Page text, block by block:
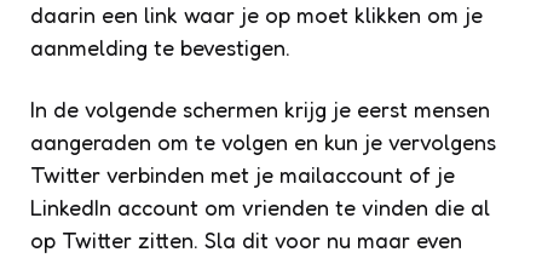
daarin een link waar je op moet klikken om je
aanmelding te bevestigen.
In de volgende schermen krijg je eerst mensen
aangeraden om te volgen en kun je vervolgens
Twitter verbinden met je mailaccount of je
LinkedIn account om vrienden te vinden die al
op Twitter zitten. Sla dit voor nu maar even